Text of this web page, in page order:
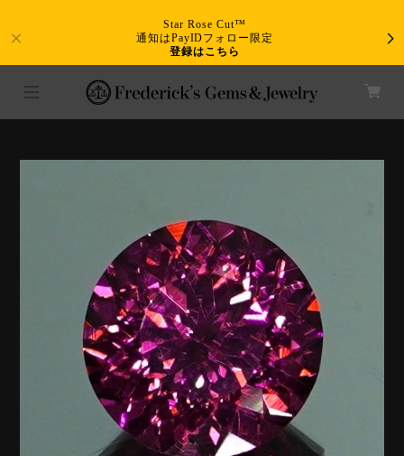
Star Rose Cut™
通知はPayIDフォロー限定
登録はこちら